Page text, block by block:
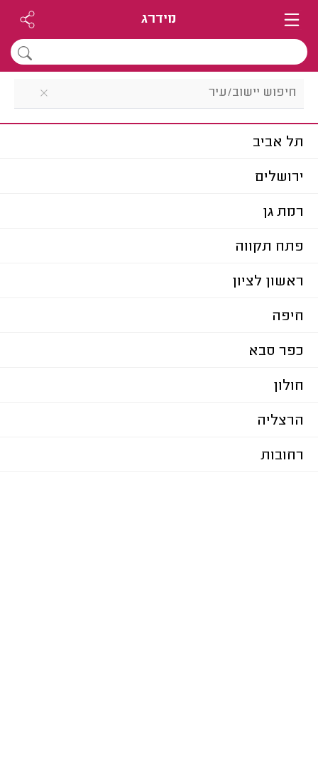
מידרג
תל אביב
ירושלים
רמת גן
פתח תקווה
ראשון לציון
חיפה
כפר סבא
חולון
הרצליה
רחובות